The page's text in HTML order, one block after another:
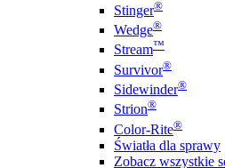
Stinger®
Wedge®
Stream™
Survivor®
Sidewinder®
Strion®
Color-Rite®
Światła dla sprawy
Zobacz wszystkie